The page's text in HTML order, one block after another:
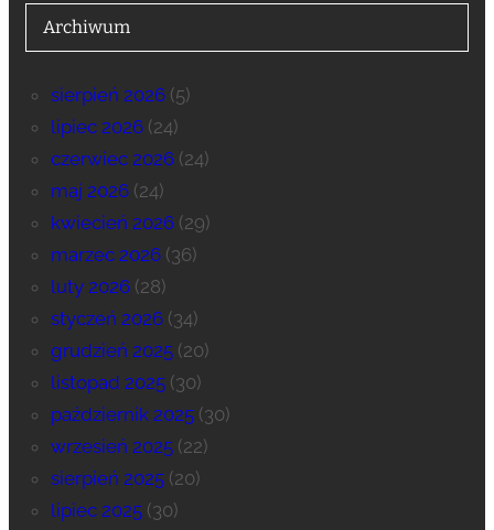
Archiwum
sierpień 2026(5)
lipiec 2026(24)
czerwiec 2026(24)
maj 2026(24)
kwiecień 2026(29)
marzec 2026(36)
luty 2026(28)
styczeń 2026(34)
grudzień 2025(20)
listopad 2025(30)
październik 2025(30)
wrzesień 2025(22)
sierpień 2025(20)
lipiec 2025(30)